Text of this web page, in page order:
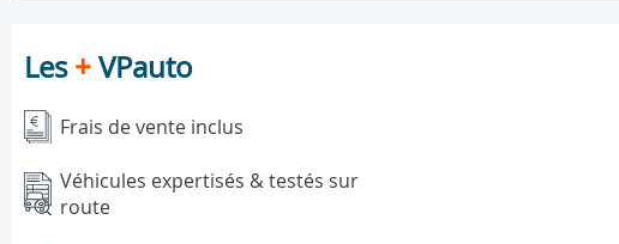
Les+VPauto
Frais de vente inclus
Véhicules expertisés & testés sur
route